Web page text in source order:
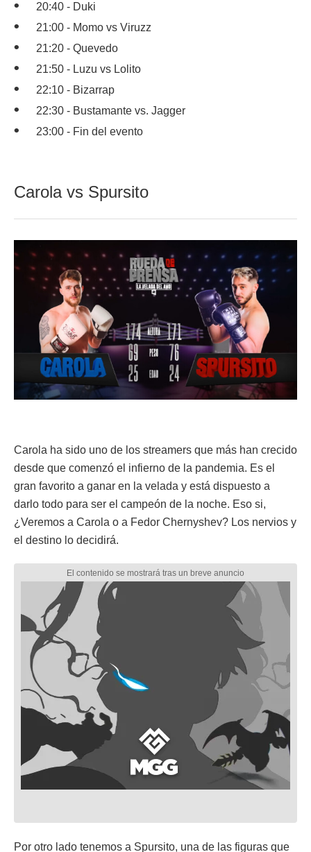
20:40 - Duki
21:00 - Momo vs Viruzz
21:20 - Quevedo
21:50 - Luzu vs Lolito
22:10 - Bizarrap
22:30 - Bustamante vs. Jagger
23:00 - Fin del evento
Carola vs Spursito
Carola ha sido uno de los streamers que más han crecido
desde que comenzó el infierno de la pandemia. Es el
gran favorito a ganar en la velada y está dispuesto a
darlo todo para ser el campeón de la noche. Eso si,
¿Veremos a Carola o a Fedor Chernyshev? Los nervios y
el destino lo decidirá.
Por otro lado tenemos a Spursito, una de las figuras que